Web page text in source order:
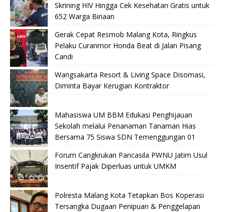
Skrining HIV Hingga Cek Kesehatan Gratis untuk
652 Warga Binaan
Gerak Cepat Resmob Malang Kota, Ringkus
Pelaku Curanmor Honda Beat di Jalan Pisang
Candi
Wangsakarta Resort & Living Space Disomasi,
Diminta Bayar Kerugian Kontraktor
Mahasiswa UM BBM Edukasi Penghijauan
Sekolah melalui Penanaman Tanaman Hias
Bersama 75 Siswa SDN Temenggungan 01
Forum Cangkrukan Pancasila PWNU Jatim Usul
Insentif Pajak Diperluas untuk UMKM
Polresta Malang Kota Tetapkan Bos Koperasi
Tersangka Dugaan Penipuan & Penggelapan